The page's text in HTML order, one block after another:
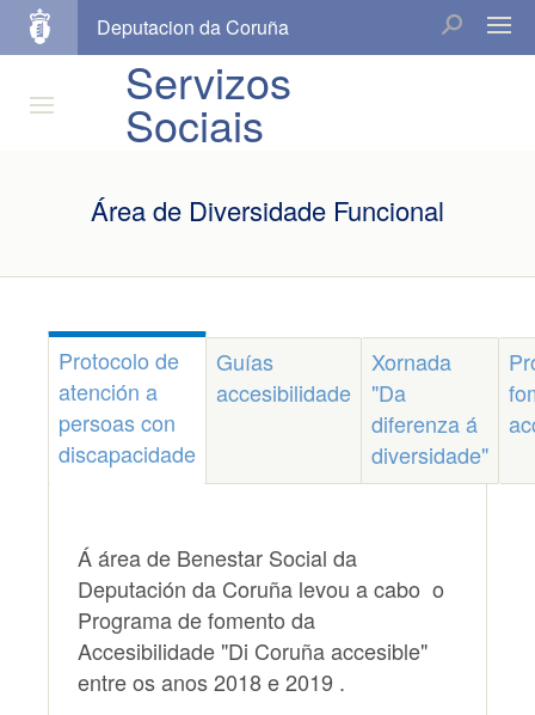
Deputacion da Coruña
Servizos
Sociais
Área de Diversidade Funcional
Protocolo de
atención a
persoas con
discapacidade
Guías
accesibilidade
Xornada
"Da
diferenza á
diversidade"
Á área de Benestar Social da
Deputación da Coruña levou a cabo o
Programa de fomento da
Accesibilidade "Di Coruña accesible"
entre os anos 2018 e 2019 .